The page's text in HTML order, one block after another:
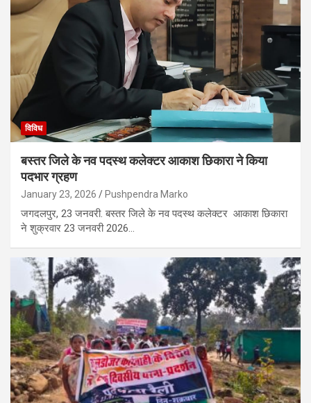
विविध
बस्तर जिले के नव पदस्थ कलेक्टर आकाश छिकारा ने किया
पदभार ग्रहण
January 23, 2026 Pushpendra Marko
जगदलपुर, 23 जनवरी. बस्तर जिले के नव पदस्थ कलेक्टर आकाश छिकारा
ने शुक्रवार 23 जनवरी 2026…